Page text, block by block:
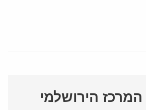
המרכז הירושלמי